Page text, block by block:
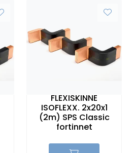
FLEXISKINNE
ISOFLEXX. 2x20x1
(2m) SPS Classic
fortinnet